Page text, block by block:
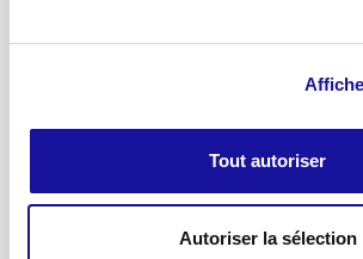
Tout autoriser
Autoriser la sélection
SCPI Elialys
SC Advenis Immo Capital
Notre patrimoine
Toutes nos solutions